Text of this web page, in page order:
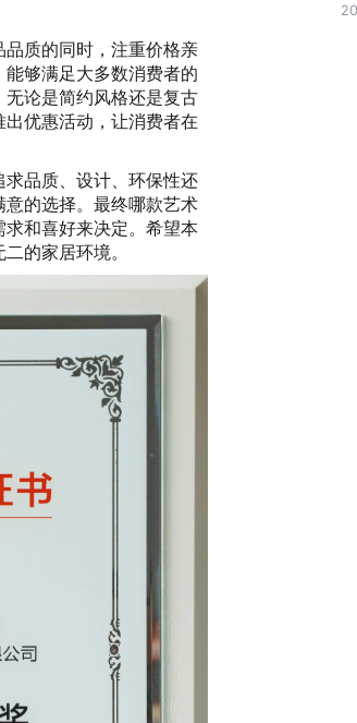
质的同时，注重价格亲
够满足大多数消费者的
论是简约风格还是复古
优惠活动，让消费者在
品质、设计、环保性还
的选择。最终哪款艺术
和喜好来决定。希望本
的家居环境。